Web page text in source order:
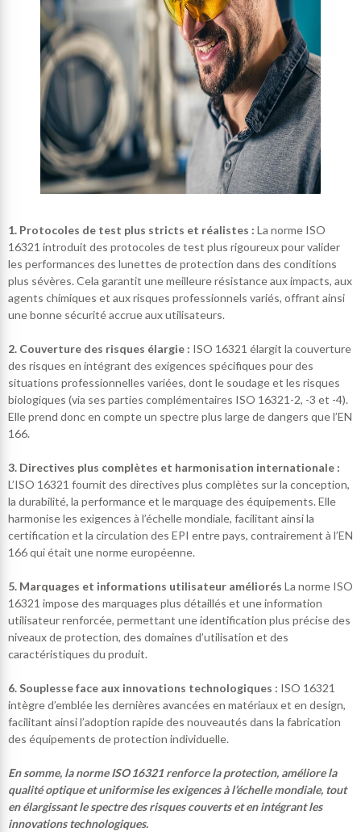
1. Protocoles de test plus stricts et réalistes : La norme ISO
16321 introduit des protocoles de test plus rigoureux pour valider
les performances des lunettes de protection dans des conditions
plus sévères. Cela garantit une meilleure résistance aux impacts, aux
agents chimiques et aux risques professionnels variés, offrant ainsi
une bonne sécurité accrue aux utilisateurs.
2. Couverture des risques élargie : ISO 16321 élargit la couverture
des risques en intégrant des exigences spécifiques pour des
situations professionnelles variées, dont le soudage et les risques
biologiques (via ses parties complémentaires ISO 16321-2, -3 et -4).
Elle prend donc en compte un spectre plus large de dangers que l’EN
166.
3. Directives plus complètes et harmonisation internationale :
L’ISO 16321 fournit des directives plus complètes sur la conception,
la durabilité, la performance et le marquage des équipements. Elle
harmonise les exigences à l’échelle mondiale, facilitant ainsi la
certification et la circulation des EPI entre pays, contrairement à l’EN
166 qui était une norme européenne.
5. Marquages et informations utilisateur améliorés La norme ISO
16321 impose des marquages plus détaillés et une information
utilisateur renforcée, permettant une identification plus précise des
niveaux de protection, des domaines d’utilisation et des
caractéristiques du produit.
6.Souplesse face aux innovations technologiques : ISO 16321
intègre d’emblée les dernières avancées en matériaux et en design,
facilitant ainsi l’adoption rapide des nouveautés dans la fabrication
des équipements de protection individuelle.
En somme, la norme ISO 16321 renforce la protection, améliore la
qualité optique et uniformise les exigences à l’échelle mondiale, tout
en élargissant le spectre des risques couverts et en intégrant les
innovations technologiques.